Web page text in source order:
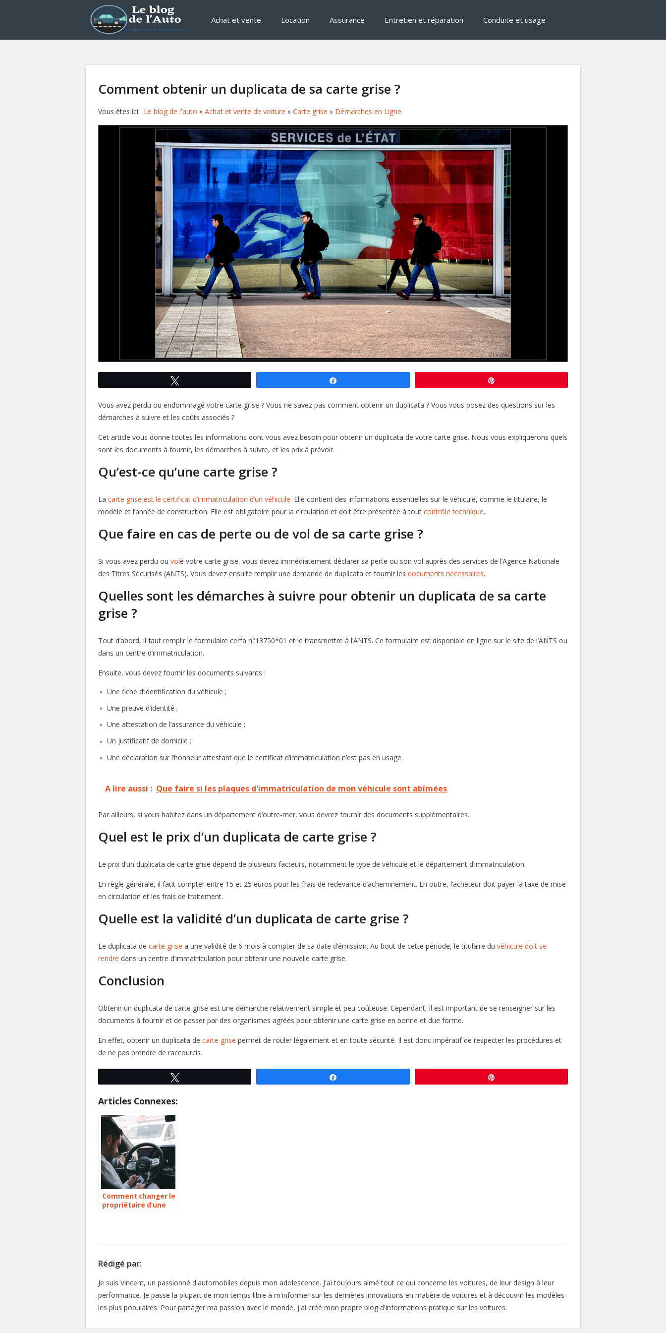
Achat et vente Location Assurance Entretien et réparation Conduite et usage
Comment obtenir un duplicata de sa carte grise ?
Vous êtes ici : Le blog de l'auto » Achat et vente de voiture » Carte grise » Démarches en Ligne
Vous avez perdu ou endommagé votre carte grise ? Vous ne savez pas comment obtenir un duplicata ? Vous vous posez des questions sur les
démarches à suivre et les coûts associés ?
Cet article vous donne toutes les informations dont vous avez besoin pour obtenir un duplicata de votre carte grise. Nous vous expliquerons quels
sont les documents à fournir, les démarches à suivre, et les prix à prévoir.
Qu’est-ce qu’une carte grise ?
La carte grise est le certificat d’immatriculation d’un véhicule. Elle contient des informations essentielles sur le véhicule, comme le titulaire, le
modèle et l’année de construction. Elle est obligatoire pour la circulation et doit être présentée à tout contrôle technique.
Que faire en cas de perte ou de vol de sa carte grise ?
Si vous avez perdu ou volé votre carte grise, vous devez immédiatement déclarer sa perte ou son vol auprès des services de l’Agence Nationale
des Titres Sécurisés (ANTS). Vous devez ensuite remplir une demande de duplicata et fournir les documents nécessaires.
Quelles sont les démarches à suivre pour obtenir un duplicata de sa carte
grise ?
Tout d’abord, il faut remplir le formulaire cerfa n°13750*01 et le transmettre à l’ANTS. Ce formulaire est disponible en ligne sur le site de l’ANTS ou
dans un centre d’immatriculation.
Ensuite, vous devez fournir les documents suivants :
Une fiche d’identification du véhicule ;
Une preuve d’identité ;
Une attestation de l’assurance du véhicule ;
Un justificatif de domicile ;
Une déclaration sur l’honneur attestant que le certificat d’immatriculation n’est pas en usage.
A lire aussi : Que faire si les plaques d'immatriculation de mon véhicule sont abîmées
Par ailleurs, si vous habitez dans un département d’outre-mer, vous devrez fournir des documents supplémentaires.
Quel est le prix d’un duplicata de carte grise ?
Le prix d’un duplicata de carte grise dépend de plusieurs facteurs, notamment le type de véhicule et le département d’immatriculation.
En règle générale, il faut compter entre 15 et 25 euros pour les frais de redevance d’acheminement. En outre, l’acheteur doit payer la taxe de mise
en circulation et les frais de traitement.
Quelle est la validité d’un duplicata de carte grise ?
Le duplicata de carte grise a une validité de 6 mois à compter de sa date d’émission. Au bout de cette période, le titulaire du véhicule doit se
rendre dans un centre d’immatriculation pour obtenir une nouvelle carte grise.
Conclusion
Obtenir un duplicata de carte grise est une démarche relativement simple et peu coûteuse. Cependant, il est important de se renseigner sur les
documents à fournir et de passer par des organismes agréés pour obtenir une carte grise en bonne et due forme.
En effet, obtenir un duplicata de carte grise permet de rouler légalement et en toute sécurité. Il est donc impératif de respecter les procédures et
de ne pas prendre de raccourcis.
Articles Connexes:
Comment changer le
propriétaire d’une
Rédigé par:
Je suis Vincent, un passionné d'automobiles depuis mon adolescence. J'ai toujours aimé tout ce qui concerne les voitures, de leur design à leur
performance. Je passe la plupart de mon temps libre à m'informer sur les dernières innovations en matière de voitures et à découvrir les modèles
les plus populaires. Pour partager ma passion avec le monde, j'ai créé mon propre blog d'informations pratique sur les voitures.